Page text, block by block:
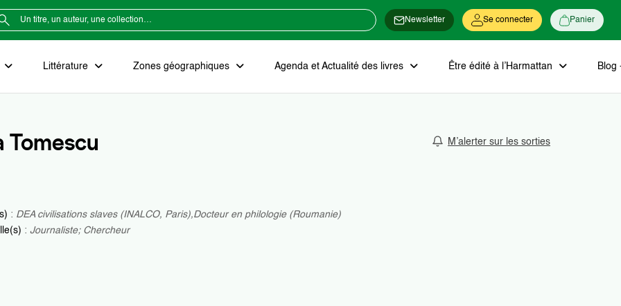
Newsletter Se connecter Panier
Littérature Zones géographiques Agenda et Actualité des livres Être édité à l’Harmattan Blog
M’alerter sur les sorties
Tomescu
: DEA civilisations slaves (INALCO, Paris),Docteur en philologie (Roumanie)
: Journaliste; Chercheur